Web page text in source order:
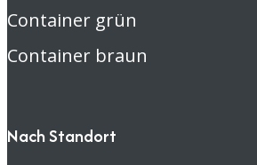
Container grün
Container braun
Nach Standort